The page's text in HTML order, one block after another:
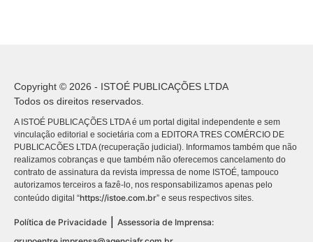
Copyright © 2026 - ISTOÉ PUBLICAÇÕES LTDA
Todos os direitos reservados.
A ISTOÉ PUBLICAÇÕES LTDA é um portal digital independente e sem
vinculação editorial e societária com a EDITORA TRES COMÉRCIO DE
PUBLICACÕES LTDA (recuperação judicial). Informamos também que não
realizamos cobranças e que também não oferecemos cancelamento do
contrato de assinatura da revista impressa de nome ISTOÉ, tampouco
autorizamos terceiros a fazê-lo, nos responsabilizamos apenas pelo
conteúdo digital “https://istoe.com.br” e seus respectivos sites.
Política de Privacidade
Assessoria de Imprensa: